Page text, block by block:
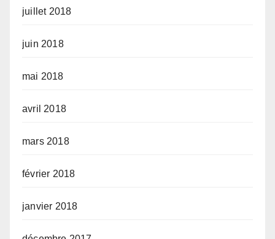
juillet 2018
juin 2018
mai 2018
avril 2018
mars 2018
février 2018
janvier 2018